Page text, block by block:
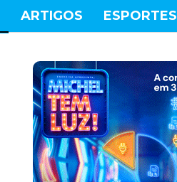
ARTIGOS ESPORTES